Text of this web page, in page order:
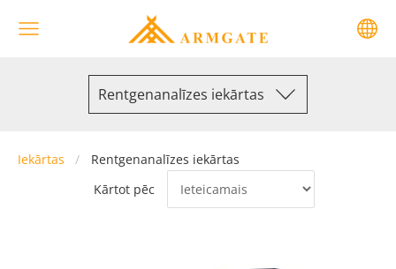
Rentgenanalīzes iekārtas
Iekārtas
Rentgenanalīzes iekārtas
Kārtot pēc